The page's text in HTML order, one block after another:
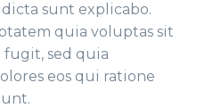
sunt explicabo.
quia voluptas sit
sed quia
eos qui ratione